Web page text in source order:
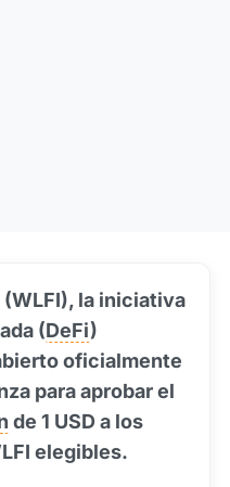
la iniciativa
(DeFi)
oficialmente
para aprobar el
de 1 USD a los
elegibles.